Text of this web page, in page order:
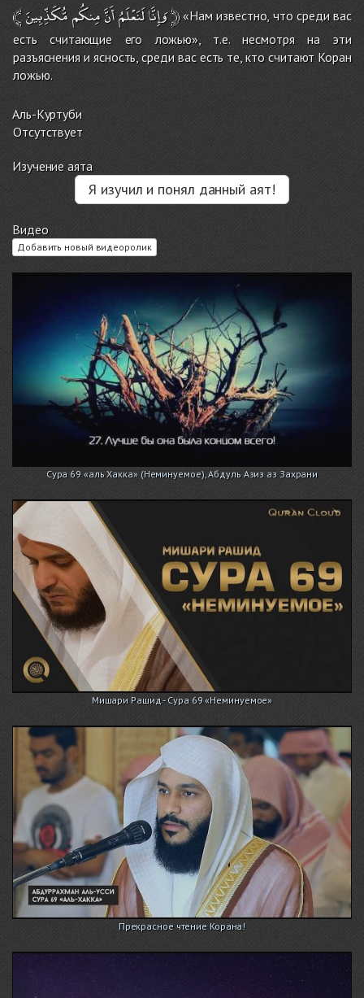
﴾ وَإِنَّالَنَعْلَمُأَنَّمِنكُممُّكَذِّبِينَ ﴿«Нам известно, что среди вас
есть считающие его ложью», т.е. несмотря на эти
разъяснения и ясность, среди вас есть те, кто считают Коран
ложью.
Аль-Куртуби
Отсутствует
Изучение аята
Я изучил и понял данный аят!
Видео
Добавить новый видеоролик
Сура 69 «аль Хакка» (Неминуемое), Абдуль Азиз аз Захрани
Мишари Рашид - Сура 69 «Неминуемое»
Прекрасное чтение Корана!